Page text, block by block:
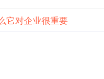
它对企业很重要